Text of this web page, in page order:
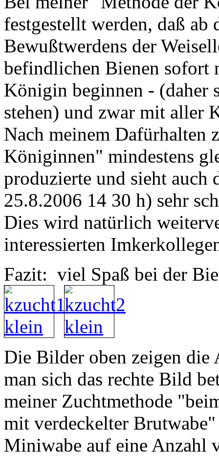
festgestellt werden, daß ab
Bewußtwerdens der
befindlichen Bienen sofort
Königin beginnen - (daher
stehen) und zwar mit aller
Nach meinem Dafürhalten
Königinnen" mindestens
produzierte und sieht
25.8.2006 14 30 h) sehr
Dies wird natürlich
interessierten
Fazit: viel Spaß bei der
Die Bilder oben zeigen die
man sich das rechte Bild
meiner Zuchtmethode
mit verdeckelter
Miniwabe auf eine Anzahl